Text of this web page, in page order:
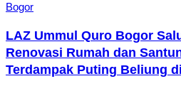
Bogor
LAZ Ummul Quro Bogor
Renovasi Rumah dan
Terdampak Puting Beliung